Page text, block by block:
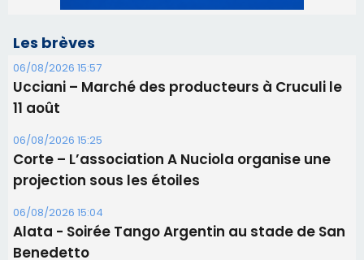
Corte – L’association A Nuciola organise une
projection sous les étoiles
06/08/2026 15:04
Alata - Soirée Tango Argentin au stade de San
Benedetto
05/08/2026 09:53
Biguglia : messe de la Sainte-Marie et
procession le 14 août
31/07/2026 08:24
Tennis - Début ce week-end du tournoi du
RCPV